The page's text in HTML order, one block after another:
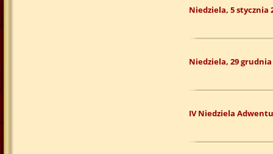
Niedziela, 5 stycznia
Niedziela, 29 grudnia
IV Niedziela